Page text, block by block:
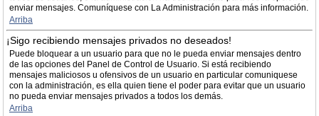
enviar mensajes. Comuníquese con La Administración para más información.
Arriba
¡Sigo recibiendo mensajes privados no deseados!
Puede bloquear a un usuario para que no le pueda enviar mensajes dentro
de las opciones del Panel de Control de Usuario. Si está recibiendo
mensajes maliciosos u ofensivos de un usuario en particular comuniquese
con la administración, es ella quien tiene el poder para evitar que un usuario
no pueda enviar mensajes privados a todos los demás.
Arriba